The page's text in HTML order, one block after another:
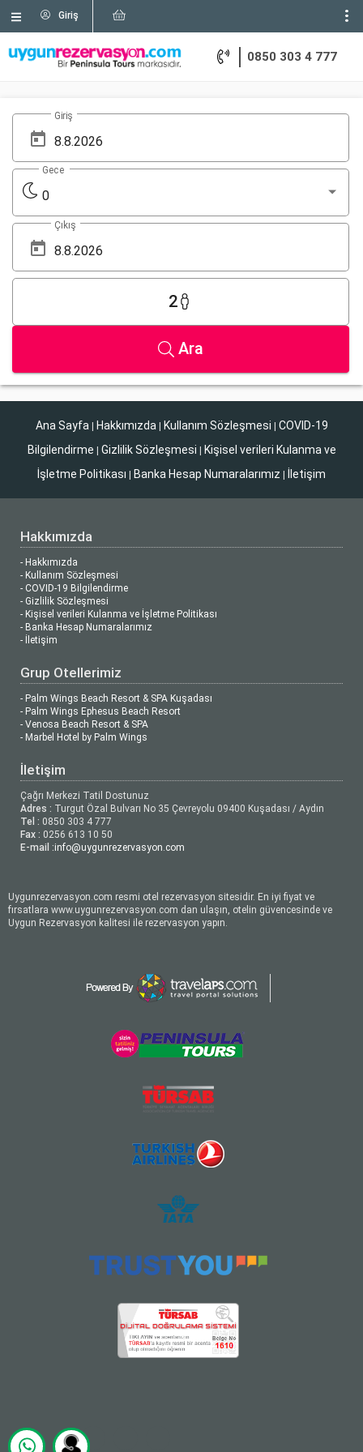
Giriş
0850 303 4 777
Giriş
0
Gece
Çıkış
2
Ara
Ana Sayfa | Hakkımızda | Kullanım Sözleşmesi | COVID-19
Bilgilendirme | Gizlilik Sözleşmesi | Kişisel verileri Kulanma ve
İşletme Politikası | Banka Hesap Numaralarımız | İletişim
Hakkımızda
- Hakkımızda
- Kullanım Sözleşmesi
- COVID-19 Bilgilendirme
- Gizlilik Sözleşmesi
- Kişisel verileri Kulanma ve İşletme Politikası
- Banka Hesap Numaralarımız
- İletişim
Grup Otellerimiz
- Palm Wings Beach Resort & SPA Kuşadası
- Palm Wings Ephesus Beach Resort
- Venosa Beach Resort & SPA
- Marbel Hotel by Palm Wings
İletişim
Çağrı Merkezi Tatil Dostunuz
Adres : Turgut Özal Bulvarı No 35 Çevreyolu 09400 Kuşadası / Aydın
Tel : 0850 303 4 777
Fax : 0256 613 10 50
E-mail :info@uygunrezervasyon.com
Uygunrezervasyon.com resmi otel rezervasyon sitesidir. En iyi fiyat ve
fırsatlara www.uygunrezervasyon.com dan ulaşın, otelin güvencesinde ve
Uygun Rezervasyon kalitesi ile rezervasyon yapın.